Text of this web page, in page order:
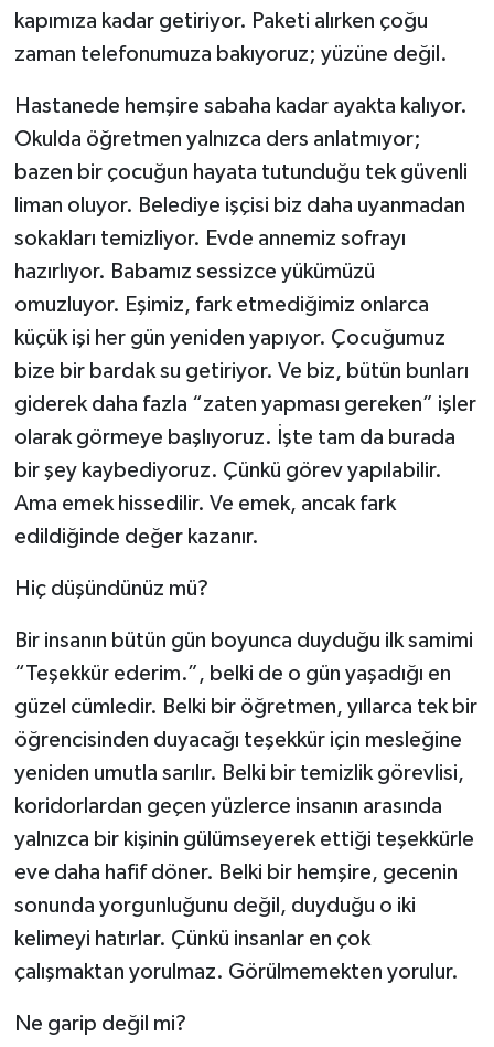
kapımıza kadar getiriyor. Paketi alırken çoğu
zaman telefonumuza bakıyoruz; yüzüne değil.
Hastanede hemşire sabaha kadar ayakta kalıyor.
Okulda öğretmen yalnızca ders anlatmıyor;
bazen bir çocuğun hayata tutunduğu tek güvenli
liman oluyor. Belediye işçisi biz daha uyanmadan
sokakları temizliyor. Evde annemiz sofrayı
hazırlıyor. Babamız sessizce yükümüzü
omuzluyor. Eşimiz, fark etmediğimiz onlarca
küçük işi her gün yeniden yapıyor. Çocuğumuz
bize bir bardak su getiriyor. Ve biz, bütün bunları
giderek daha fazla “zaten yapması gereken” işler
olarak görmeye başlıyoruz. İşte tam da burada
bir şey kaybediyoruz. Çünkü görev yapılabilir.
Ama emek hissedilir. Ve emek, ancak fark
edildiğinde değer kazanır.
Hiç düşündünüz mü?
Bir insanın bütün gün boyunca duyduğu ilk samimi
“Teşekkür ederim.”, belki de o gün yaşadığı en
güzel cümledir. Belki bir öğretmen, yıllarca tek bir
öğrencisinden duyacağı teşekkür için mesleğine
yeniden umutla sarılır. Belki bir temizlik görevlisi,
koridorlardan geçen yüzlerce insanın arasında
yalnızca bir kişinin gülümseyerek ettiği teşekkürle
eve daha hafif döner. Belki bir hemşire, gecenin
sonunda yorgunluğunu değil, duyduğu o iki
kelimeyi hatırlar. Çünkü insanlar en çok
çalışmaktan yorulmaz. Görülmemekten yorulur.
Ne garip değil mi?